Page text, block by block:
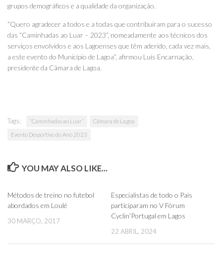
grupos demográficos e a qualidade da organização.
“Quero agradecer a todos e a todas que contribuíram para o sucesso
das “Caminhadas ao Luar – 2023”, nomeadamente aos técnicos dos
serviços envolvidos e aos Lagoenses que têm aderido, cada vez mais,
a este evento do Município de Lagoa”, afirmou Luís Encarnação,
presidente da Câmara de Lagoa.
Tags: “Caminhadas ao Luar” Câmara de Lagoa
Evento Desportivo do Ano 2023
YOU MAY ALSO LIKE...
Métodos de treino no futebol
abordados em Loulé
30 MARÇO, 2017
Especialistas de todo o País
participaram no V Fórum
Cyclin’Portugal em Lagos
22 ABRIL, 2024